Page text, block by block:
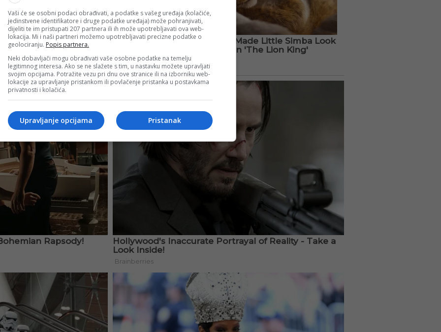
Vaši će se osobni podaci obrađivati, a podatke s vašeg uređaja (kolačiće,
jedinstvene identifikatore i druge podatke uređaja) može pohranjivati,
dijeliti te im pristupati 207 partnera ili ih može upotrebljavati ova web-
lokacija. Mi i naši partneri možemo upotrebljavati precizne podatke o
geolociranju. Popis partnera.
Neki dobavljači mogu obrađivati vaše osobne podatke na temelju
legitimnog interesa. Ako se ne slažete s tim, u nastavku možete upravljati
svojim opcijama. Potražite vezu pri dnu ove stranice ili na izborniku web-
lokacije za upravljanje pristankom ili povlačenje pristanka u postavkama
privatnosti i kolačića.
Pristanak
Upravljanje opcijama